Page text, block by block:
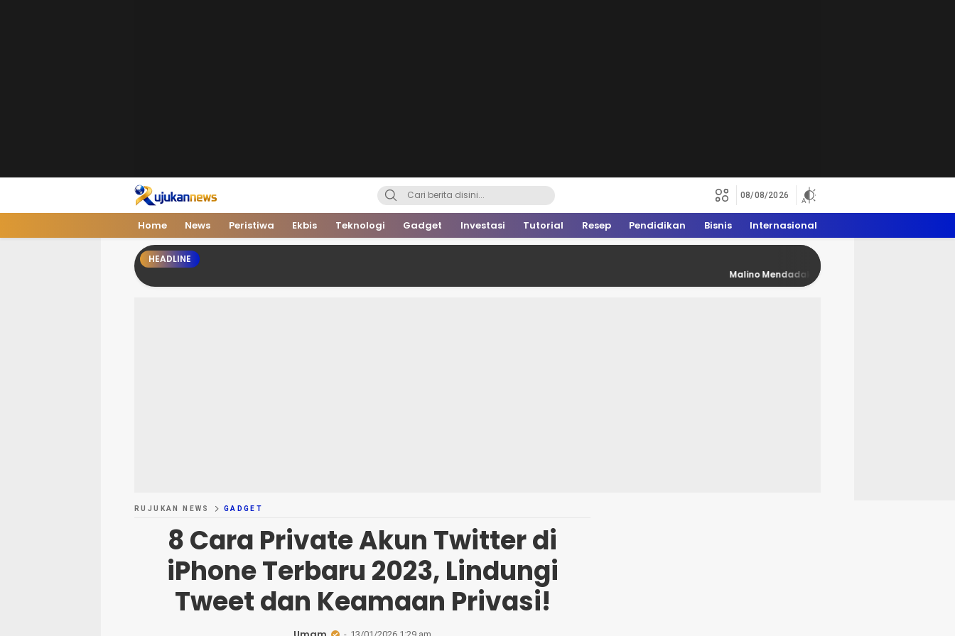
08/08/2026
Home News Peristiwa Ekbis Teknologi Gadget Investasi Tutorial Resep Pendidikan Bisnis Internasional
HEADLINE
Malino Mendadak Penuh Rider Trail, WAM 2026 Dongkrak
RUJUKAN NEWS GADGET
8 Cara Private Akun Twitter di
iPhone Terbaru 2023, Lindungi
Tweet dan Keamaan Privasi!